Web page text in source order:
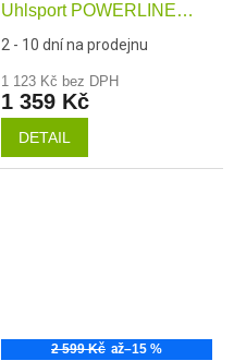
Uhlsport POWERLINE
Supersoft
2 - 10 dní na prodejnu
1 123 Kč bez DPH
1 359 Kč
DETAIL
2 599 Kč až–15 %